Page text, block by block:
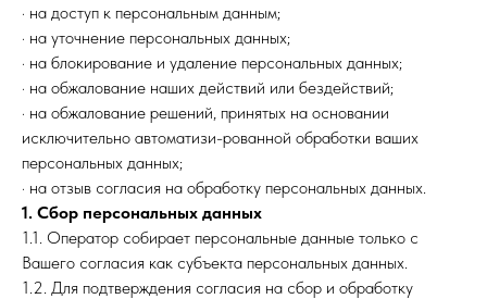
· на доступ к персональным данным;
· на уточнение персональных данных;
· на блокирование и удаление персональных данных;
· на обжалование наших действий или бездействий;
· на обжалование решений, принятых на основании
исключительно автоматизи-рованной обработки ваших
персональных данных;
· на отзыв согласия на обработку персональных данных.
1. Сбор персональных данных
1.1. Оператор собирает персональные данные только с
Вашего согласия как субъекта персональных данных.
1.2. Для подтверждения согласия на сбор и обработку